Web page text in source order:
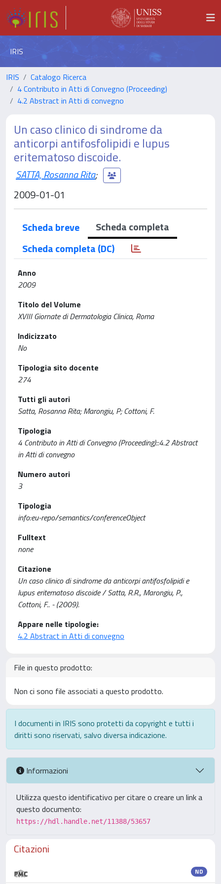
IRIS
IRIS
Catalogo Ricerca
4 Contributo in Atti di Convegno (Proceeding)
4.2 Abstract in Atti di convegno
Un caso clinico di sindrome da
anticorpi antifosfolipidi e lupus
eritematoso discoide.
SATTA, Rosanna Rita;
2009-01-01
Scheda breve
Scheda completa
Scheda completa (DC)
Anno
2009
Titolo del Volume
XVIII Giornate di Dermatologia Clinica, Roma
Indicizzato
No
Tipologia sito docente
274
Tutti gli autori
Satta, Rosanna Rita; Marongiu, P; Cottoni, F.
Tipologia
4 Contributo in Atti di Convegno (Proceeding)::4.2 Abstract
in Atti di convegno
Numero autori
3
Tipologia
info:eu-repo/semantics/conferenceObject
Fulltext
none
Citazione
Un caso clinico di sindrome da anticorpi antifosfolipidi e
lupus eritematoso discoide / Satta, R.R., Marongiu, P.,
Cottoni, F.. - (2009).
Appare nelle tipologie:
4.2 Abstract in Atti di convegno
File in questo prodotto:
Non ci sono file associati a questo prodotto.
I documenti in IRIS sono protetti da copyright e tutti i
diritti sono riservati, salvo diversa indicazione.
Informazioni
Utilizza questo identificativo per citare o creare un link a
questo documento:
https://hdl.handle.net/11388/53657
Citazioni
ND